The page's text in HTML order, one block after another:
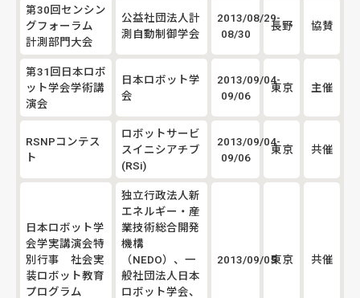
第30回センシン
グフォーラム
計測部門大会
公益社団法人計
測自動制御学会
2013/08/29-
08/30
長野 協賛
第31回日本ロボ
ット学会学術講
演会
日本ロボット学
会
2013/09/04-
09/06
東京 主催
RSNPコンテス
ト
ロボットサービ
スイニシアチブ
(RSi)
2013/09/04-
09/06
東京 共催
日本ロボット学
会学実講演会特
別行事 社会実
装ロボット教育
プログラム
独立行政法人新
エネルギー・産
業技術総合開発
機構
（NEDO）、一
般社団法人日本
ロボット学会、
2013/09/05東京 共催